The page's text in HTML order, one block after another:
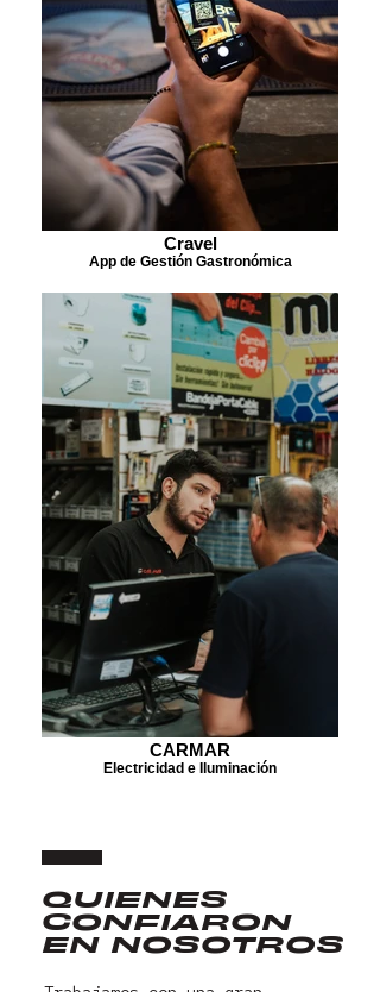
Cravel
App de Gestión Gastronómica
CARMAR
Electricidad e Iluminación
QUIENES
CONFIARON
EN NOSOTROS